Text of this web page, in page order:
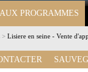
PROGRAMMES
> Lisiere en seine - Vente